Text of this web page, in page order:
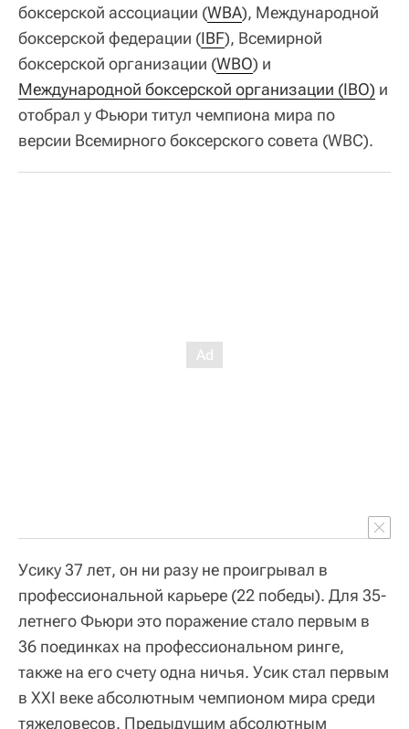
боксерской ассоциации (WBA), Международной
боксерской федерации (IBF), Всемирной
боксерской организации (WBO) и
Международной боксерской организации (IBO) и
отобрал у Фьюри титул чемпиона мира по
версии Всемирного боксерского совета (WBC).
Усику 37 лет, он ни разу не проигрывал в
профессиональной карьере (22 победы). Для 35-
летнего Фьюри это поражение стало первым в
36 поединках на профессиональном ринге,
также на его счету одна ничья. Усик стал первым
в XXI веке абсолютным чемпионом мира среди
тяжеловесов. Предыдущим абсолютным